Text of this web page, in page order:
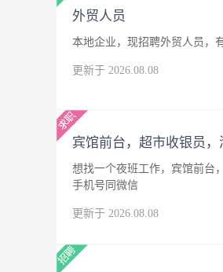
外贸人员
本地企业，现招聘外贸人员，
更新于 2026.08.08
宾馆前台，超市收银员，
想找一个夜班工作，宾馆前台
手机号同微信
更新于 2026.08.08